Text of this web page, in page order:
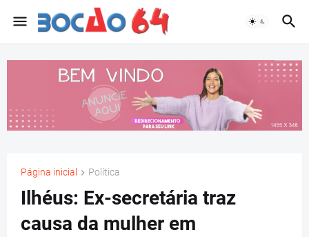
Página inicial Política
Ilhéus: Ex-secretária traz
causa da mulher em